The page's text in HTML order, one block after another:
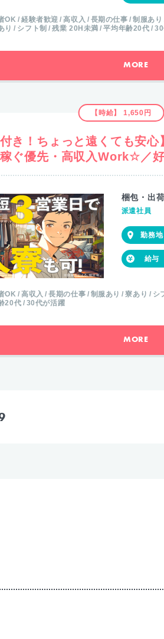
OK 経験者歓迎 高収入 長期の仕事 制服あり
り
シフト制 残業 20H未満 平均年齢20代
MORE
【時給】 1,650円
付き！ちょっと遠くても安
ぐ優先・高収入Work☆／
梱包・出
派遣社員
OK 高収入 長期の仕事 制服あり 寮あり シ
20代
30代が活躍
MORE